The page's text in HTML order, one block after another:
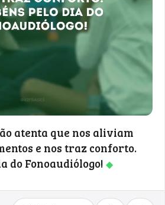
atenta que nos aliviam
e nos traz conforto.
do Fonoaudiólogo! ◆